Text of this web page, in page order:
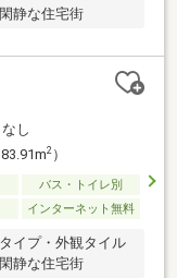
静な住宅街
なし
2）
バス・トイレ別
インターネット無料
イプ・外観タイル
静な住宅街